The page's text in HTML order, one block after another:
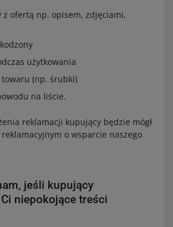
z ofertą np. opisem, zdjęciami,
użytkowania
(np. śrubki)
na liście.
reklamacji kupujący będzie mógł
o wsparcie naszego
jeśli kupujący
Ci niepokojące treści